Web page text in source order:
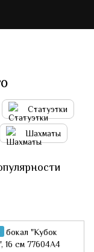
Статуэтки
Шахматы